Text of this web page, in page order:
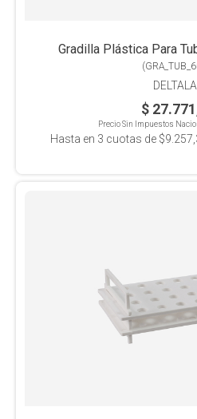
Gradilla Plástica Para
(
$
Precio Sin Impuestos
Hasta en 3 cuotas de